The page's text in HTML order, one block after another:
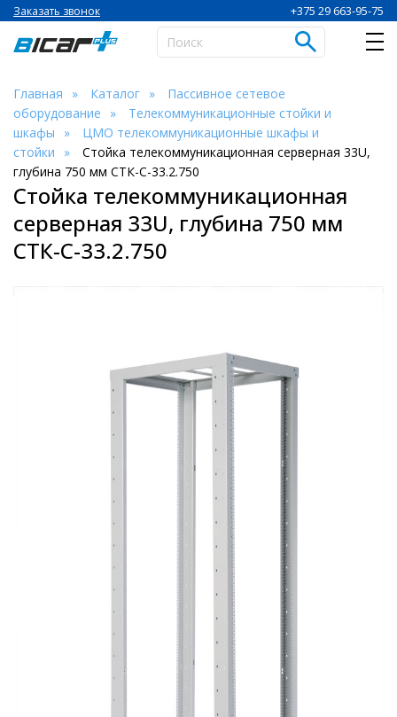
+375 29 663-95-75
Заказать звонок
Главная Каталог
Пассивное сетевое
оборудование
Телекоммуникационные стойки и
шкафы
ЦМО телекоммуникационные шкафы и
стойки
Стойка телекоммуникационная серверная 33U,
глубина 750 мм СТК-С-33.2.750
Стойка телекоммуникационная
серверная 33U, глубина 750 мм
СТК-С-33.2.750